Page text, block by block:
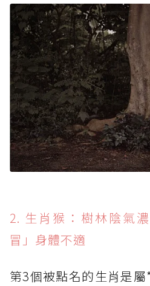
2. 生肖猴：樹林陰氣
冒」身體不適
第3個被點名的生肖是